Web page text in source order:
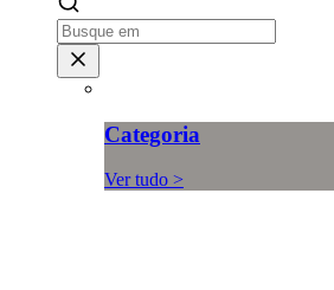
Categoria
Ver tudo >